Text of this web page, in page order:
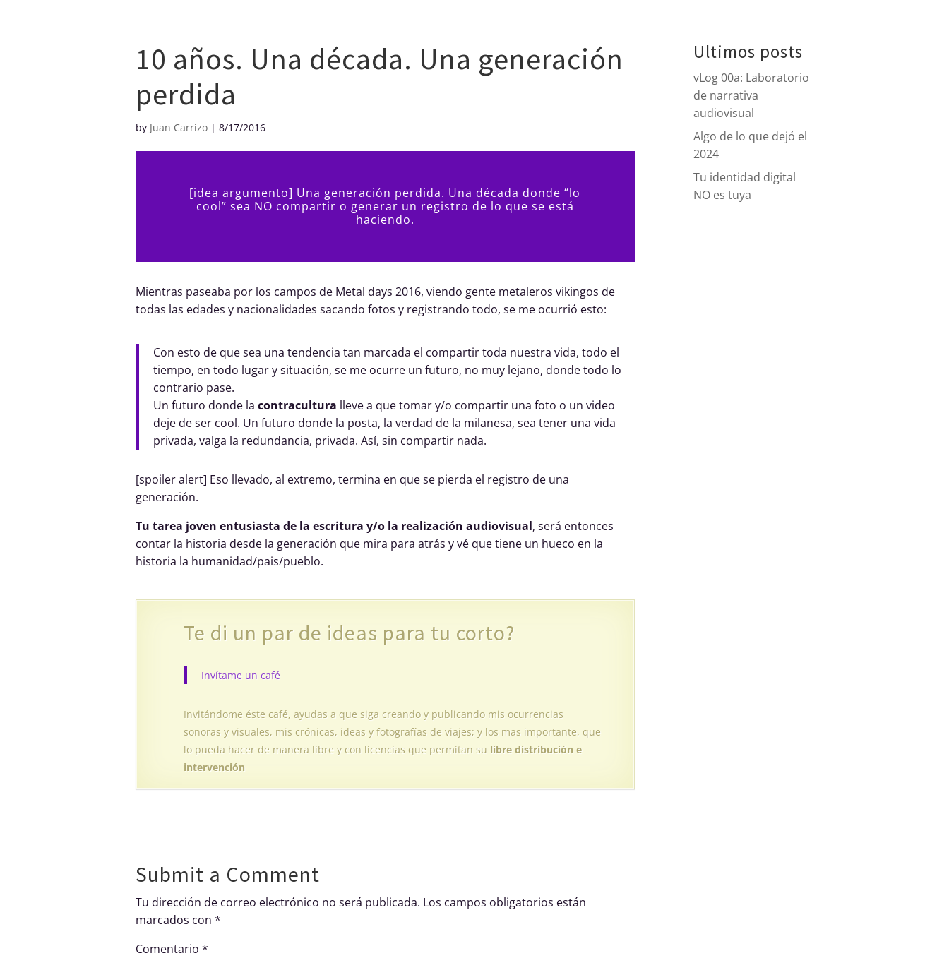
10 años. Una década. Una generación
perdida
by Juan Carrizo | 8/17/2016
[idea argumento] Una generación perdida. Una década donde “lo
cool” sea NO compartir o generar un registro de lo que se está
haciendo.
Mientras paseaba por los campos de Metal days 2016, viendo gentemetalerosvikingos de
todas las edades y nacionalidades sacando fotos y registrando todo, se me ocurrió esto:
Con esto de que sea una tendencia tan marcada el compartir toda nuestra vida, todo el
tiempo, en todo lugar y situación, se me ocurre un futuro, no muy lejano, donde todo lo
contrario pase.
Un futuro donde la contracultura lleve a que tomar y/o compartir una foto o un video
deje de ser cool. Un futuro donde la posta, la verdad de la milanesa, sea tener una vida
privada, valga la redundancia, privada. Así, sin compartir nada.
[spoiler alert] Eso llevado, al extremo, termina en que se pierda el registro de una
generación.
Tu tarea joven entusiasta de la escritura y/o la realización audiovisual, será entonces
contar la historia desde la generación que mira para atrás y vé que tiene un hueco en la
historia la humanidad/pais/pueblo.
Te di un par de ideas para tu corto?
Invítame un café
Invitándome éste café, ayudas a que siga creando y publicando mis ocurrencias
sonoras y visuales, mis crónicas, ideas y fotografías de viajes; y los mas importante, que
lo pueda hacer de manera libre y con licencias que permitan su libre distribución e
intervención
Submit a Comment
Tu dirección de correo electrónico no será publicada. Los campos obligatorios están
marcados con *
Comentario *
Ultimos posts
vLog 00a: Laboratorio
de narrativa
audiovisual
Algo de lo que dejó el
2024
Tu identidad digital
NO es tuya